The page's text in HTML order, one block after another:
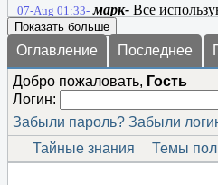
07-Aug 01:33- марк- Все
Показать больше
Оглавление Последнее
Добро пожаловать, Гость
Логин:
Забыли пароль? Забыли
Тайные знания
Темы